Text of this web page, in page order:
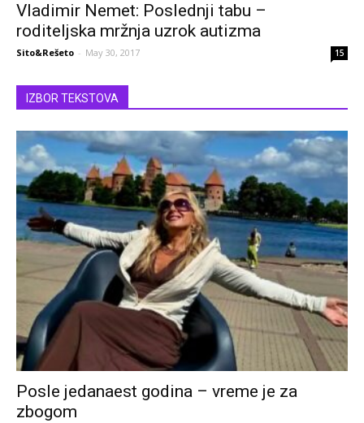
Vladimir Nemet: Poslednji tabu –
roditeljska mržnja uzrok autizma
Sito&Rešeto - May 30, 2017 15
IZBOR TEKSTOVA
Posle jedanaest godina – vreme je za
zbogom